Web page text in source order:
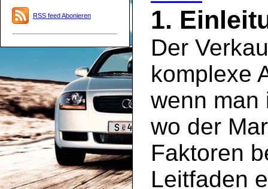
RSS feed Abonieren 1.
Der
komplexe
wenn man
wo der
Faktoren
Leitfaden